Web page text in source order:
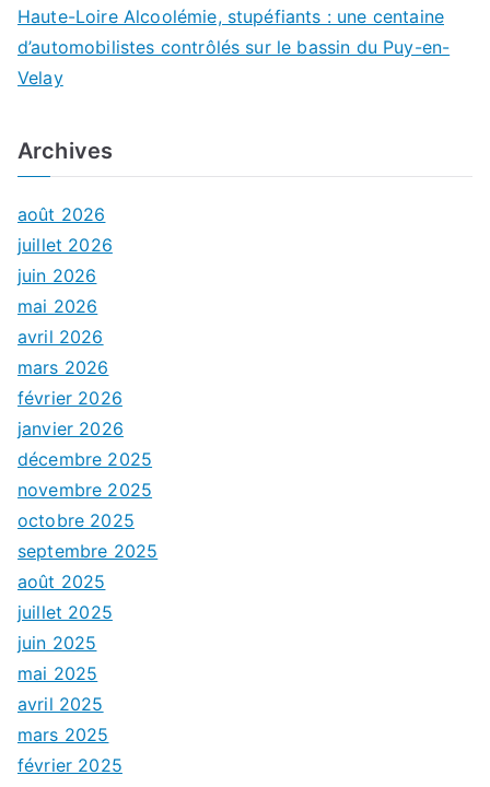
Haute-Loire Alcoolémie, stupéfiants : une centaine
d’automobilistes contrôlés sur le bassin du Puy-en-
Velay
Archives
août 2026
juillet 2026
juin 2026
mai 2026
avril 2026
mars 2026
février 2026
janvier 2026
décembre 2025
novembre 2025
octobre 2025
septembre 2025
août 2025
juillet 2025
juin 2025
mai 2025
avril 2025
mars 2025
février 2025